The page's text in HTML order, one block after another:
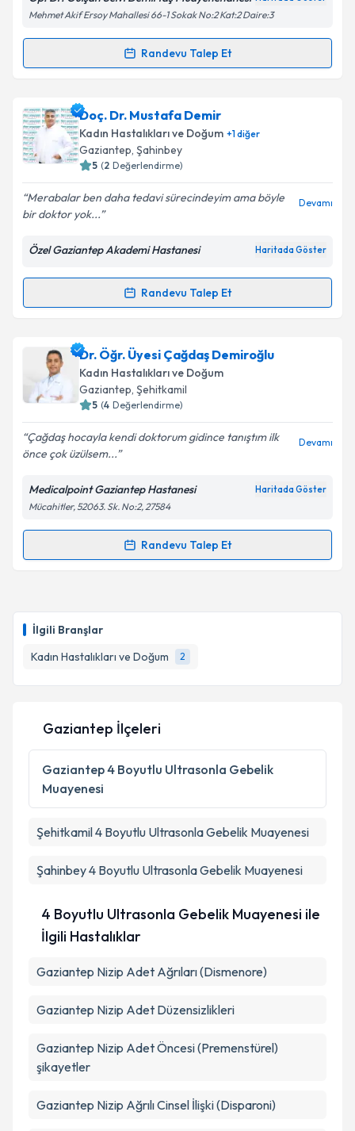
İlgili Branşlar
Kadın Hastalıkları ve Doğum
2
kapsamda işlenmesini kabul ediyorum.
Takvim Talebini Gönder
Mehmet Akif Ersoy Mahallesi 66-1 Sokak No:2 Kat:2 Daire:3
Randevu Talep Et
Randevu Takvimi Talebi
Doç. Dr. Gülşah Selvi Demirtaş
talebi oluşturun. Size bu uzmandan randevu almanız
için bir takvim hazırlandığında e-posta ile
bilgilendireceğiz.
E-posta Adresiniz
'ni okudum ve kişisel verilerimin belirtilen
kapsamda işlenmesini kabul ediyorum.
Takvim Talebini Gönder
Doç. Dr. Mustafa Demir
Kadın Hastalıkları ve Doğum +1diğer
Gaziantep, Şahinbey
5 (2 Değerlendirme)
Merabalar ben daha tedavi sürecindeyim ama böyle
bir doktor yok...
Devamı
Özel Gaziantep Akademi Hastanesi Haritada Göster
Randevu Talep Et
Randevu Takvimi Talebi
Doç. Dr. Mustafa Demiriçin randevu takvimi talebi
oluşturun. Size bu uzmandan randevu almanız için bir
takvim hazırlandığında e-posta ile bilgilendireceğiz.
Kişisel verilerimin işlenmesine ilişkin
Aydınlatma
Metni'ni okudum ve kişisel verilerimin belirtilen
kapsamda işlenmesini kabul ediyorum.
Dr. Öğr. Üyesi Çağdaş Demiroğlu
Kadın Hastalıkları ve Doğum
Gaziantep, Şehitkamil
5 (4 Değerlendirme)
Çağdaş hocayla kendi doktorum gidince tanıştım ilk
önce çok üzülsem...
Devamı
Medicalpoint Gaziantep Hastanesi Haritada Göster
Mücahitler, 52063. Sk. No:2, 27584
Randevu Talep Et
Randevu Takvimi Talebi
almanız için bir takvim hazırlandığında e-posta ile
bilgilendireceğiz.
E-posta Adresiniz
Kişisel verilerimin işlenmesine ilişkin
Aydınlatma
Metni 'ni okudum ve kişisel verilerimin belirtilen
kapsamda işlenmesini kabul ediyorum.
Takvim Talebini Gönder
Gaziantep İlçeleri
Gaziantep4 Boyutlu Ultrasonla Gebelik
Muayenesi
Şehitkamil4 Boyutlu Ultrasonla Gebelik Muayenesi
Şahinbey4 Boyutlu Ultrasonla Gebelik Muayenesi
4 Boyutlu Ultrasonla Gebelik Muayenesi ile
İlgili Hastalıklar
Gaziantep Nizip Adet Ağrıları (Dismenore)
Gaziantep Nizip Adet Düzensizlikleri
Gaziantep Nizip Adet Öncesi (Premenstürel)
şikayetler
Gaziantep Nizip Ağrılı Cinsel İlişki (Disparoni)